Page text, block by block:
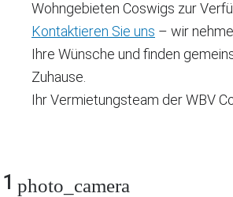
Wohngebieten Coswigs zur
Kontaktieren Sie uns – wir
Ihre Wünsche und finden
Zuhause.
Ihr Vermietungsteam der WBV
1 photo_camera